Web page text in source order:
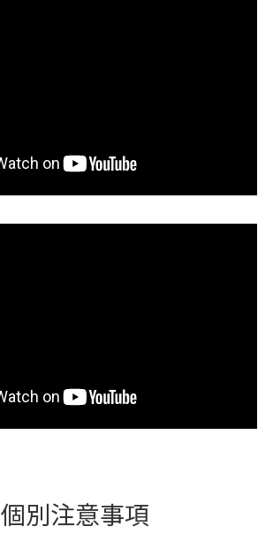
個別注意事項